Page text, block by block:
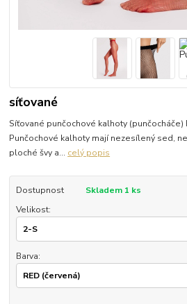
síťované
Síťované punčochové kalhoty (punčocháče)
Punčochové kalhoty mají nezesílený sed,
ploché švy a... celý popis
Dostupnost
Skladem 1 ks
Velikost:
Barva: